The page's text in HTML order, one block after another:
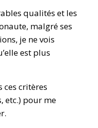
qualités et les
malgré ses
je ne vois
est plus
ces critères
etc.) pour me